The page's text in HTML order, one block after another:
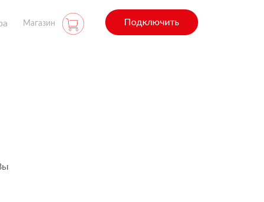
Магазин Подключить